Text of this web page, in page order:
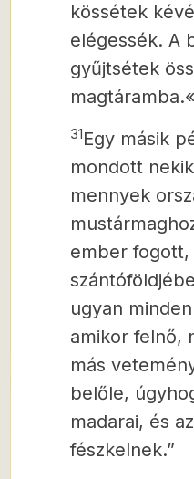
kössétek
elégessék. A
gyűjtsétek
31Egy másik
mondott
mennyek
ember
ugyan
amikor felnő,
más
belőle,
madarai, és
fészkelnek.”